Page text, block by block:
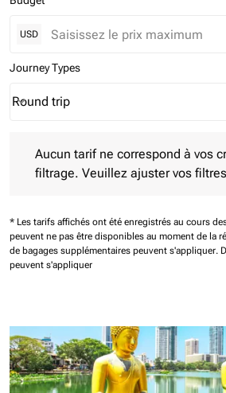
USD
Journey Types
Journey Types option Round trip
Round trip
keyboard_arrow_down
Aucun tarif ne correspond à vos
filtrage. Veuillez ajuster vos
* Les tarifs affichés ont été enregistrés au cours
peuvent ne pas être disponibles au moment de la
de bagages supplémentaires peuvent s'appliquer.
peuvent s'appliquer